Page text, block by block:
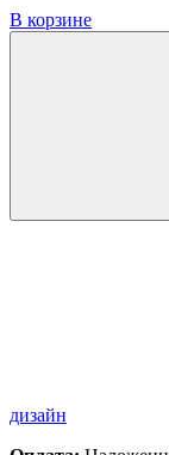
В корзине
дизайн